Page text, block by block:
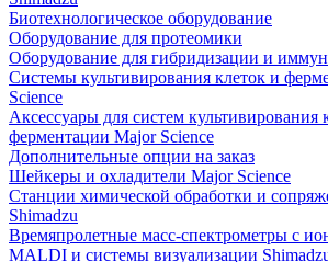
Биотехнологическое оборудование
Оборудование для протеомики
Оборудование для гибридизации и
Системы культивирования клеток и
Science
Аксессуары для систем культивирования
ферментации Major Science
Дополнительные опции на заказ
Шейкеры и охладители Major Science
Станции химической обработки и
Shimadzu
Времяпролетные масс-спектрометры с
MALDI и системы визуализации